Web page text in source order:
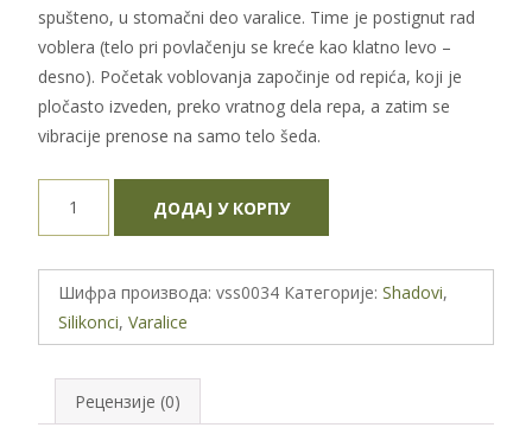
spušteno, u stomačni deo varalice. Time je postignut rad
voblera (telo pri povlačenju se kreće kao klatno levo –
desno). Početak voblovanja započinje od repića, koji je
pločasto izveden, preko vratnog dela repa, a zatim se
vibracije prenose na samo telo šeda.
количина
ДОДАЈ У КОРПУ
Шифра производа: vss0034 Категорије: Shadovi,
Silikonci, Varalice
Рецензије (0)